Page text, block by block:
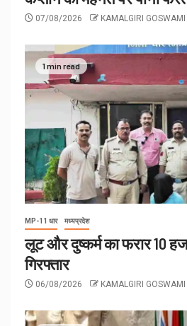
07/08/2026 KAMALGIRI GOSWAMI
1 min read
MP-11 धार मध्यप्रदेश
लूट और दुष्कर्म का फरार 10
गिरफ्तार
06/08/2026 KAMALGIRI GOSWAMI